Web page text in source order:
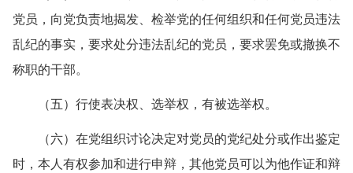
党员，向党负责地揭发、检举党的任何组织和任何党员违法
乱纪的事实，要求处分违法乱纪的党员，要求罢免或撤换不
称职的干部。
（五）行使表决权、选举权，有被选举权。
（六）在党组织讨论决定对党员的党纪处分或作出鉴定
时，本人有权参加和进行申辩，其他党员可以为他作证和辩